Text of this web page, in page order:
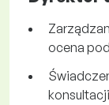
ocena